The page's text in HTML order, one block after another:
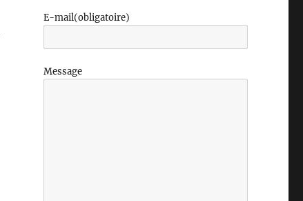
E-mail(obligatoire)
Message